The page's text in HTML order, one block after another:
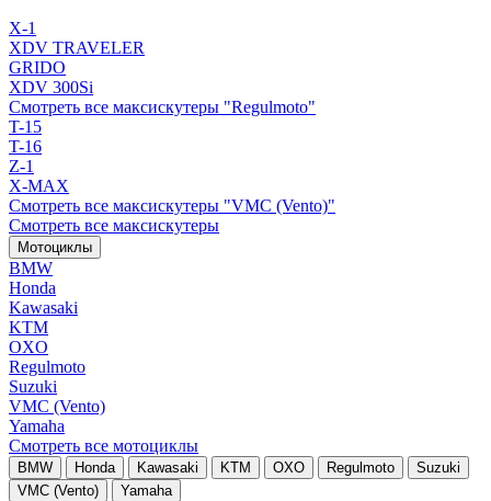
X-1
XDV TRAVELER
GRIDO
XDV 300Si
Смотреть все максискутеры "Regulmoto"
T-15
T-16
Z-1
X-MAX
Смотреть все максискутеры "VMC (Vento)"
Смотреть все максискутеры
Мотоциклы
BMW
Honda
Kawasaki
KTM
OXO
Regulmoto
Suzuki
VMC (Vento)
Yamaha
Смотреть все мотоциклы
BMW Honda Kawasaki KTM OXO Regulmoto
Suzuki
VMC (Vento)
Yamaha